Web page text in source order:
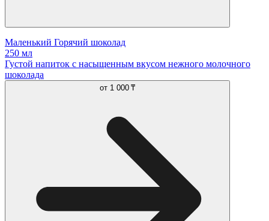
Маленький Горячий шоколад
250 мл
Густой напиток с насыщенным вкусом нежного молочного
шоколада
от 1 000 ₸